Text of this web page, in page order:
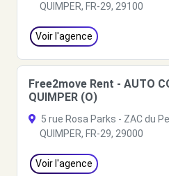
QUIMPER, FR-29, 29100
Voir l'agence
Free2move Rent - AUTO
QUIMPER (O)
5 rue Rosa Parks - ZAC du
QUIMPER, FR-29, 29000
Voir l'agence